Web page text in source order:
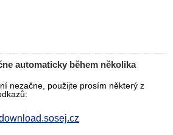
automaticky během několika
nezačne, použijte prosím některý z